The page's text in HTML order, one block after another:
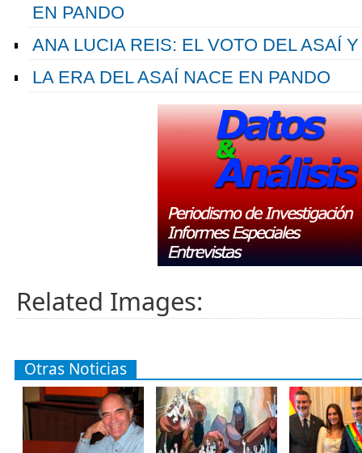
EN PANDO
ANA LUCIA REIS: EL VOTO DEL ASAÍ
LA ERA DEL ASAÍ NACE EN PANDO
Related Images:
Otras Noticias